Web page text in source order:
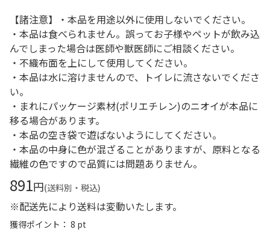
【諸注意】・本品を用途以外に使用しないでください。
・本品は食べられません。誤ってお子様やペットが飲み込
んでしまった場合は医師や獣医師にご相談ください。
・不織布面を上にして使用してください。
・本品は水に溶けませんので、トイレに流さないでくださ
い。
・まれにパッケージ素材(ポリエチレン)のニオイが本品に
移る場合があります。
・本品の空き袋で遊ばないようにしてください。
・本品の中身に色が混ざることがありますが、原料となる
繊維の色ですので品質には問題ありません。
891円(送料別・税込)
※配送先により送料は変動いたします。
獲得ポイント： 8 pt